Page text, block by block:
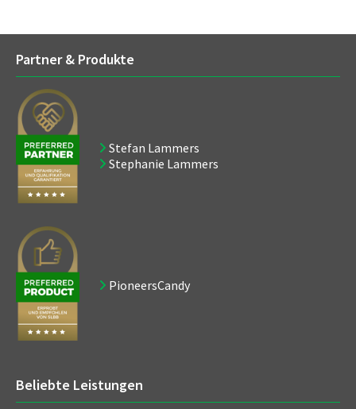
Partner & Produkte
Stefan Lammers
Stephanie Lammers
PioneersCandy
Beliebte Leistungen